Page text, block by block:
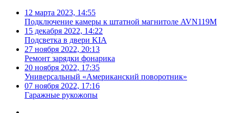
12 марта 2023, 14:55
Подключение камеры к штатной магнитоле AVN119M
15 декабря 2022, 14:22
Подсветка в двери KIA
27 ноября 2022, 20:13
Ремонт зарядки фонарика
20 ноября 2022, 17:35
Универсальный «Американский поворотник»
07 ноября 2022, 17:16
Гаражные рукожопы